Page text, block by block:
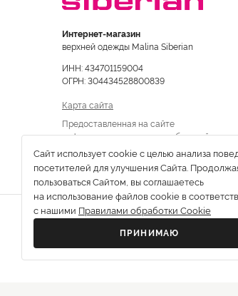
Сайт использует cookie с целью анализа
посетителей для улучшения Сайта.
пользоваться Сайтом, вы соглашаетесь
на использование файлов cookie в
с нашими Правилами обработки Cookie
ПРИНИМАЮ
Интернет-магазин
верхней одежды Malina Siberian
ИНН: 434701159004
ОГРН: 304434528800839
Карта сайта
Предоставленная на сайте
информация не является публичной
Все права защищены © 2013-2026 г.